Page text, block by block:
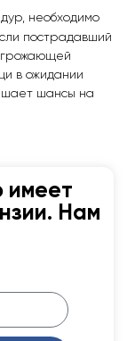
необходимо
пострадавший
в ожидании
шансы на
Нам